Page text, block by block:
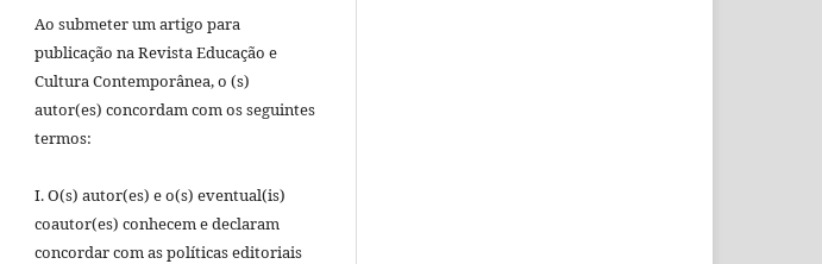
Ao submeter um artigo para
publicação na Revista Educação e
Cultura Contemporânea, o (s)
autor(es) concordam com os seguintes
termos:
I. O(s) autor(es) e o(s) eventual(is)
coautor(es) conhecem e declaram
concordar com as políticas editoriais